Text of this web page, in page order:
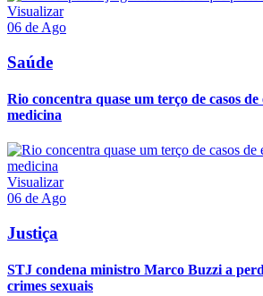
Visualizar
06 de Ago
Saúde
Rio concentra quase um terço de casos
medicina
Visualizar
06 de Ago
Justiça
STJ condena ministro Marco Buzzi a
crimes sexuais